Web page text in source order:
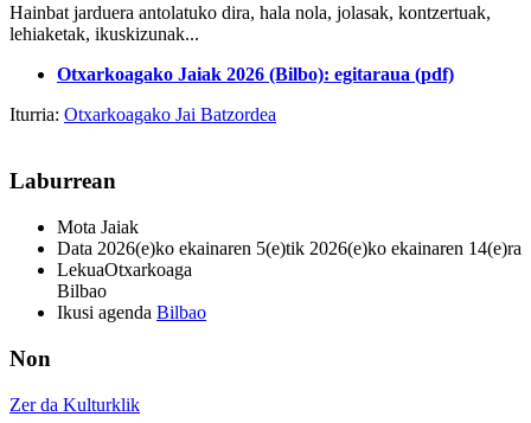
Hainbat jarduera antolatuko dira, hala nola, jolasak, kontzertuak,
lehiaketak, ikuskizunak...
Otxarkoagako Jaiak 2026 (Bilbo): egitaraua (pdf)
Iturria: Otxarkoagako Jai Batzordea
Laburrean
Mota Jaiak
Data 2026(e)ko ekainaren 5(e)tik 2026(e)ko ekainaren 14(e)ra
LekuaOtxarkoaga
Bilbao
Ikusi agenda Bilbao
Non
Zer da Kulturklik